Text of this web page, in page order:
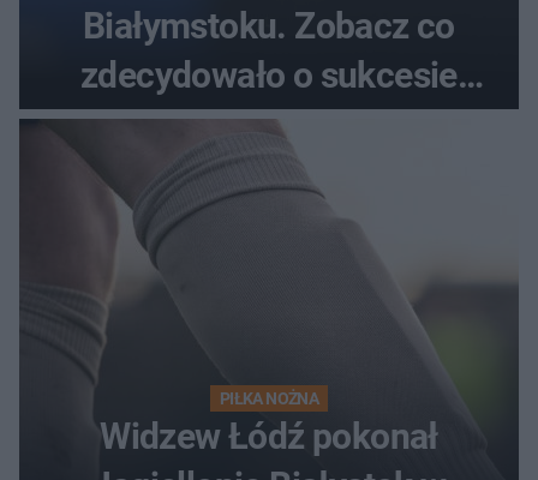
Białymstoku. Zobacz co
zdecydowało o sukcesie
gości
PIŁKA NOŻNA
Widzew Łódź pokonał